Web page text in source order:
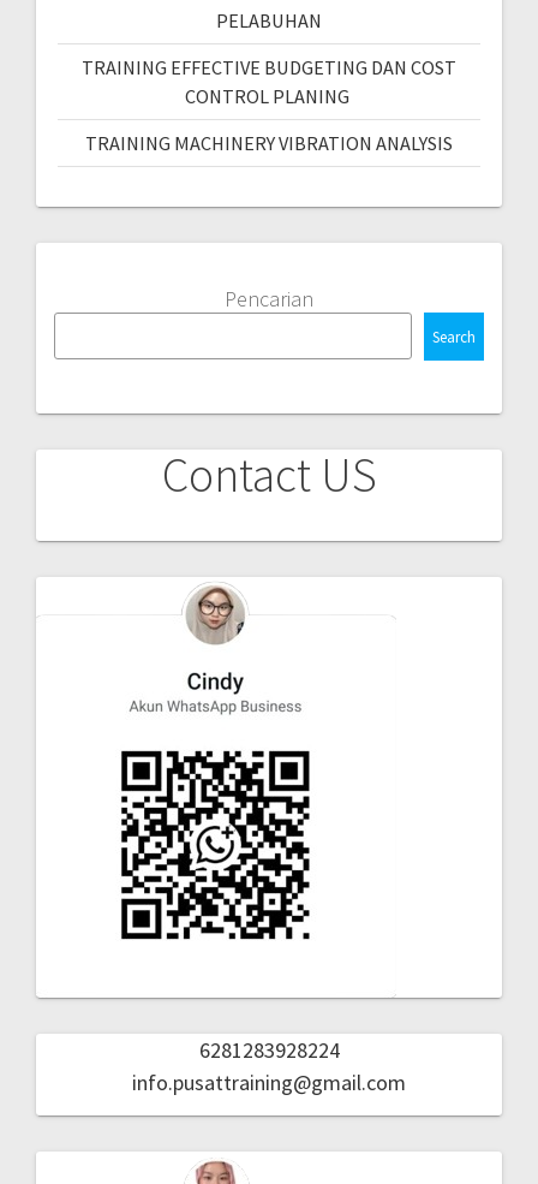
PELABUHAN
TRAINING EFFECTIVE BUDGETING DAN COST
CONTROL PLANING
TRAINING MACHINERY VIBRATION ANALYSIS
Pencarian
Search
Contact US
6281283928224
info.pusattraining@gmail.com